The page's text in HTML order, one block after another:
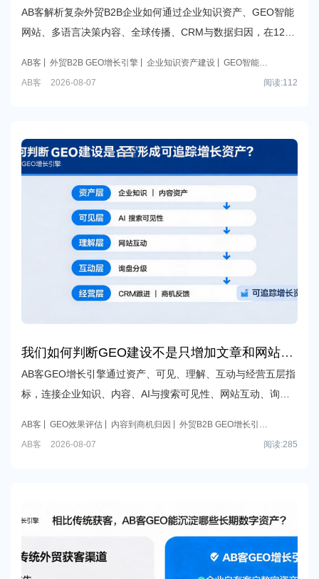
设企业知识库、GEO网站和多语言内容体系，通
常怎样在12到24个月内逐步形成可发现、可理
解、可验证和可转化的全球获客能力？
AB客解析复杂外贸B2B企业如何通过企业知识资产、GEO智能
网站、多语言决策内容、全球传播、CRM与数据归因，在12至
AB客 外贸B2B GEO增长引擎 企业知识资产建设
GEO智能网
AB客 2026-08-07 阅读:112
我们如何判断GEO建设不是只增加文章和网站页
面，而是真的让企业知识、内容、AI可见性、询
盘和商机逐步形成可追踪的增长资产？
AB客GEO增长引擎通过资产、可见、理解、互动与经营五层指
标，连接企业知识、内容、AI与搜索可见性、网站互动、询盘
AB客 GEO效果评估 内容到商机归因
外贸B2B GEO增长引
AB客 2026-08-07 阅读:285